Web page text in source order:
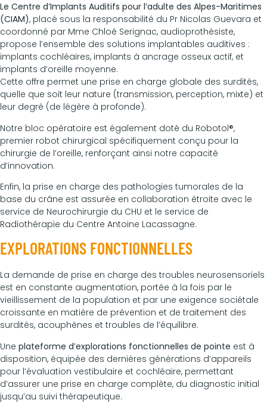
Le Centre d’Implants Auditifs pour l’adulte des Alpes-Maritimes
(CIAM), placé sous la responsabilité du Pr Nicolas Guevara et
coordonné par Mme Chloé Serignac, audioprothésiste,
propose l’ensemble des solutions implantables auditives :
implants cochléaires, implants à ancrage osseux actif, et
implants d’oreille moyenne.
Cette offre permet une prise en charge globale des surdités,
quelle que soit leur nature (transmission, perception, mixte) et
leur degré (de légère à profonde).
Notre bloc opératoire est également doté du Robotol®,
premier robot chirurgical spécifiquement conçu pour la
chirurgie de l’oreille, renforçant ainsi notre capacité
d’innovation.
Enfin, la prise en charge des pathologies tumorales de la
base du crâne est assurée en collaboration étroite avec le
service de Neurochirurgie du CHU et le service de
Radiothérapie du Centre Antoine Lacassagne.
EXPLORATIONS FONCTIONNELLES
La demande de prise en charge des troubles neurosensoriels
est en constante augmentation, portée à la fois par le
vieillissement de la population et par une exigence sociétale
croissante en matière de prévention et de traitement des
surdités, acouphènes et troubles de l’équilibre.
Une plateforme d’explorations fonctionnelles de pointe est à
disposition, équipée des dernières générations d’appareils
pour l’évaluation vestibulaire et cochléaire, permettant
d’assurer une prise en charge complète, du diagnostic initial
jusqu’au suivi thérapeutique.